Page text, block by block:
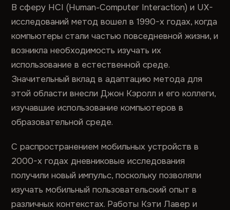
В сферу HCI (Human-Computer Interaction) и UX-
исследований метод вошел в 1990-х годах, когда
компьютеры стали частью повседневной жизни, и
возникла необходимость изучать их
использование в естественной среде.
Значительный вклад в адаптацию метода для
этой области внесли Джон Кэролл и его коллеги,
изучавшие использование компьютеров в
образовательной среде.
С распространением мобильных устройств в
2000-х годах дневниковые исследования
получили новый импульс, поскольку позволяли
изучать мобильный пользовательский опыт в
различных контекстах. Работы Кэти Лавер и